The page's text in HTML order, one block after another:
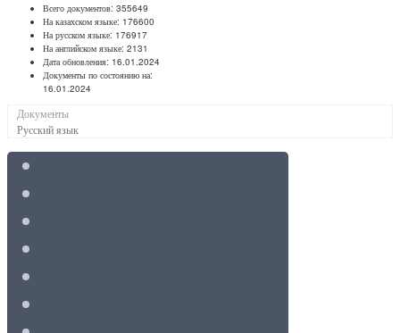
Всего документов: 355649
На казахском языке: 176600
На русском языке: 176917
На английском языке: 2131
Дата обновления: 16.01.2024
Документы по состоянию на:
16.01.2024
Документы
Русский язык